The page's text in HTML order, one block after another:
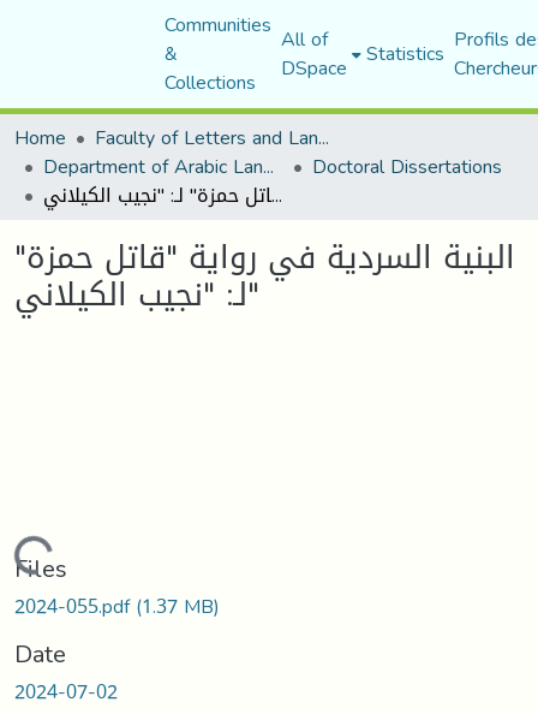
Communities
&
Collections
All of
DSpace Statistics Profils
Home
Faculty of Letters and Languages
Department of Arabic Language and Literature Doctoral Dissertations
البنية السردية في رواية "قاتل حمزة" لـ: "نجيب الكيلاني"
البنية السردية في رواية "قاتل حمزة"
لـ: "نجيب الكيلاني"
Loading...
Files
2024-055.pdf(1.37 MB)
Date
2024-07-02